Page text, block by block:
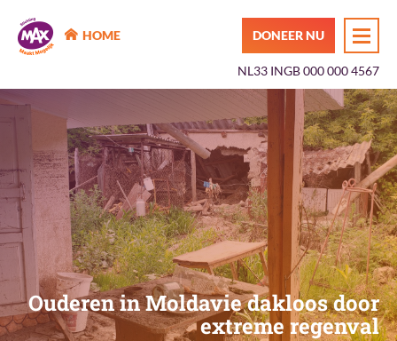
MAX Maakt Mogelijk
HOME DONEER NU
NL33 INGB 000 000 4567
Ouderen in Moldavie dakloos door
extreme regenval